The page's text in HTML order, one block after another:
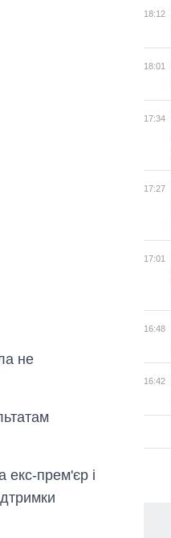
не
екс-прем'єр і
18:12
18:01
17:34
17:27
17:01
16:48
16:42